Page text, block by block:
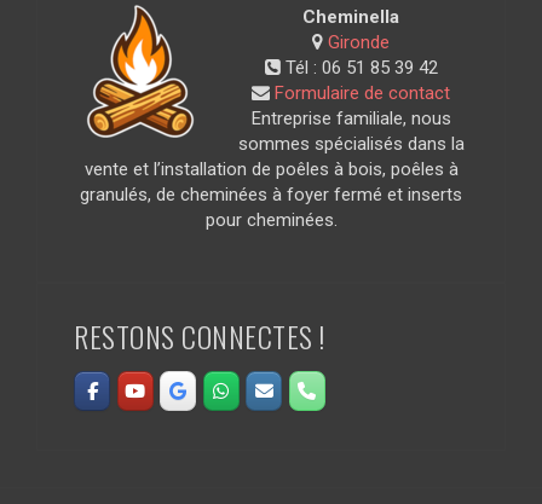
Cheminella
Gironde
Tél : 06 51 85 39 42
Formulaire de contact
Entreprise familiale, nous
sommes spécialisés dans la
vente et l’installation de poêles à bois, poêles à
granulés, de cheminées à foyer fermé et inserts
pour cheminées.
RESTONS CONNECTES !